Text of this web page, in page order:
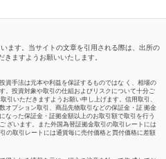
ます。当サイトの文章を引用される際は、出所の
ますようお願いいたします。
資手法は元本や利益を保証するものではな く、相場の
。投資対象や取引の仕組およびリスクについて十分ご
引いただきますようお願い申し上げます。信用取引、
オプション取引、商品先物取引などの保証金・証 拠金
なった保証金・証拠金額以上のお取引額で取引を行う
ざいます。また外国為替証拠金取引の取引レートには
の取引レートには通貨毎に売付価格と買付価格に差額